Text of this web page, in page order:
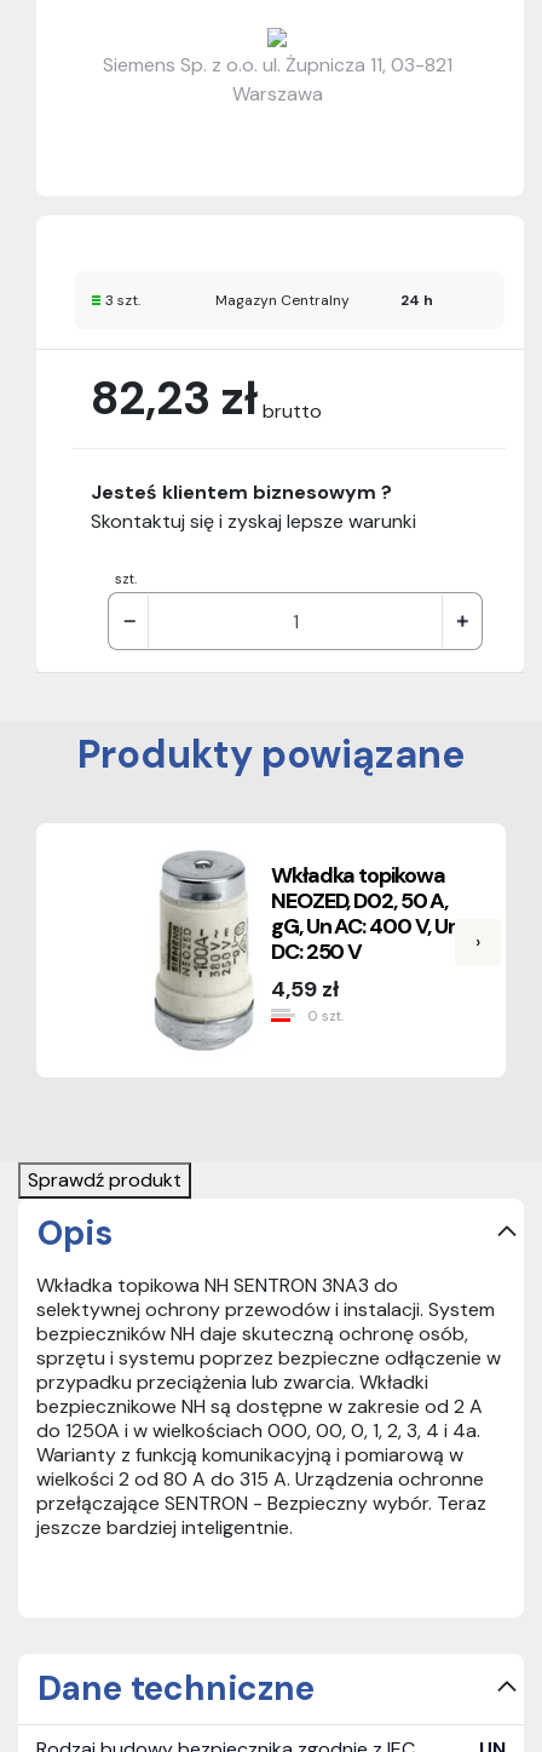
Siemens Sp. z o.o. ul. Żupnicza 11, 03-821
Warszawa
82,23 złbrutto
szt.
Jesteś klientem biznesowym ?
Skontaktuj się i zyskaj lepsze warunki
3 szt. Magazyn Centralny 24 h
Produkty powiązane
Wkładka topikowa
NEOZED, D02, 50 A,
gG, Un AC: 400 V, Un
DC: 250 V
0 szt.
4,59 zł
›
Sprawdź produkt
Opis
Wkładka topikowa NH SENTRON 3NA3 do
selektywnej ochrony przewodów i instalacji. System
bezpieczników NH daje skuteczną ochronę osób,
sprzętu i systemu poprzez bezpieczne odłączenie w
przypadku przeciążenia lub zwarcia. Wkładki
bezpiecznikowe NH są dostępne w zakresie od 2 A
do 1250A i w wielkościach 000, 00, 0, 1, 2, 3, 4 i 4a.
Warianty z funkcją komunikacyjną i pomiarową w
wielkości 2 od 80 A do 315 A. Urządzenia ochronne
przełączające SENTRON - Bezpieczny wybór. Teraz
jeszcze bardziej inteligentnie.
Dane techniczne